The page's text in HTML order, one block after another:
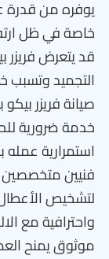
يوفره من قدرة
خاصة في ظل
قد يتعرض فريزر
التجميد وتسبب
صيانة فريزر
خدمة ضرورية
استمرارية
فنيين متخصصين
لتشخيص
واحترافية مع
موثوق يمنح